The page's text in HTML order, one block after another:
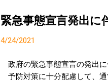
緊急事態宣言発出に
4/24/2021
政府の緊急事態宣言の発出
予防対策に十分配慮して、